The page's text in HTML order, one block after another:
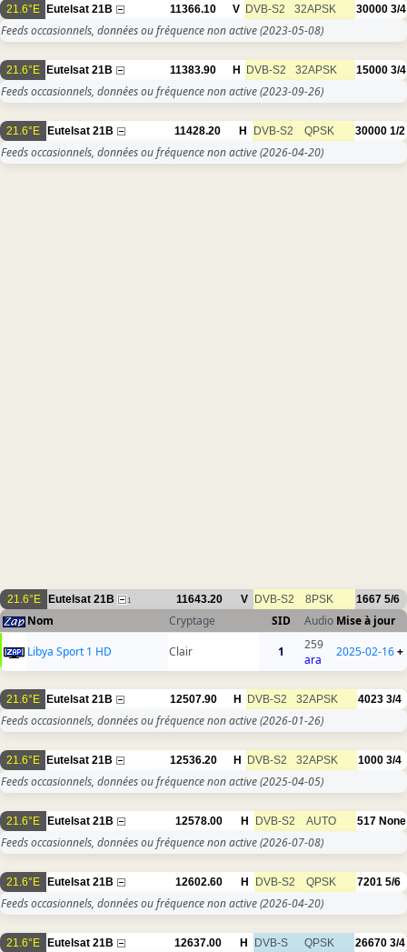
21.6°E Eutelsat 21B 11366.10 V DVB-S2 32APSK 30000 3/4
Feeds occasionnels, données ou fréquence non active(2023-05-08)
21.6°E Eutelsat 21B 11383.90 H DVB-S2 32APSK 15000 3/4
Feeds occasionnels, données ou fréquence non active(2023-09-26)
21.6°E Eutelsat 21B 11428.20 H DVB-S2 QPSK 30000 1/2
Feeds occasionnels, données ou fréquence non active(2026-04-20)
21.6°E Eutelsat 21B 1 11643.20 V DVB-S2 8PSK 1667 5/6
Nom Cryptage SID Audio Mise à jour
Libya Sport 1 HD
Clair 1
259
ara
2025-02-16+
21.6°E Eutelsat 21B 12507.90 H DVB-S2 32APSK 4023 3/4
Feeds occasionnels, données ou fréquence non active(2026-01-26)
21.6°E Eutelsat 21B 12536.20 H DVB-S2 32APSK 1000 3/4
Feeds occasionnels, données ou fréquence non active(2025-04-05)
21.6°E Eutelsat 21B 12578.00 H DVB-S2 AUTO 517 None
Feeds occasionnels, données ou fréquence non active(2026-07-08)
21.6°E Eutelsat 21B 12602.60 H DVB-S2 QPSK 7201 5/6
Feeds occasionnels, données ou fréquence non active(2026-04-20)
21.6°E Eutelsat 21B 12637.00 H DVB-S QPSK 26670 3/4